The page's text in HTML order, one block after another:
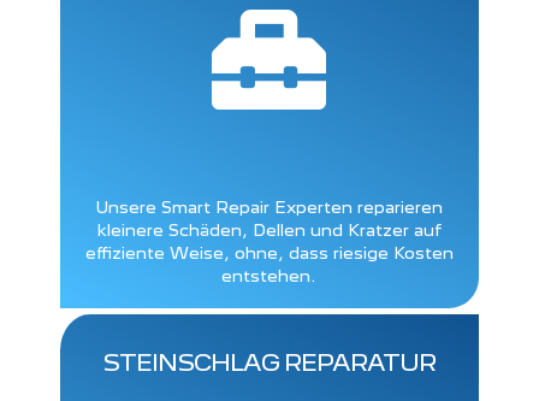

Unsere Smart Repair Experten reparieren
kleinere Schäden, Dellen und Kratzer auf
effiziente Weise, ohne, dass riesige Kosten
entstehen.
STEINSCHLAG REPARATUR